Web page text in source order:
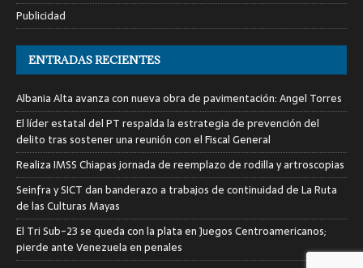
Publicidad
ENTRADAS RECIENTES
Albania Alta avanza con nueva obra de pavimentación: Angel Torres
El líder estatal del PT respalda la estrategia de prevención del
delito tras sostener una reunión con el Fiscal General
Realiza IMSS Chiapas jornada de reemplazo de rodilla y artroscopias
Seinfra y SICT dan banderazo a trabajos de continuidad de La Ruta
de las Culturas Mayas
El Tri Sub-23 se queda con la plata en Juegos Centroamericanos;
pierde ante Venezuela en penales